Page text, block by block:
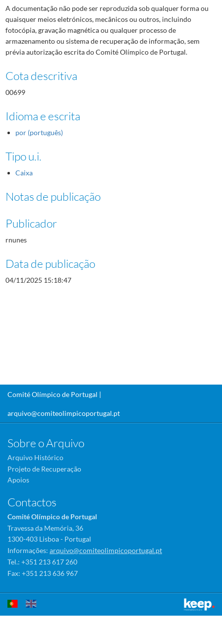
A documentação não pode ser reproduzida sob qualquer forma ou
quaisquer meios eletrónicos, mecânicos ou outros, incluindo
fotocópia, gravação magnética ou qualquer processo de
armazenamento ou sistema de recuperação de informação, sem
prévia autorização escrita do Comité Olímpico de Portugal.
Cota descritiva
00699
Idioma e escrita
por (português)
Tipo u.i.
Caixa
Notas de publicação
Publicador
rnunes
Data de publicação
04/11/2025 15:18:47
Comité Olímpico de Portugal |
arquivo@comiteolimpicoportugal.pt
Sobre o Arquivo
Arquivo Histórico
Projeto de Recuperação
Apoios
Contactos
Comité Olímpico de Portugal
Travessa da Memória, 36
1300-403 Lisboa - Portugal
Informações: arquivo@comiteolimpicoportugal.pt
Tel.: +351 213 617 260
Fax: +351 213 636 967